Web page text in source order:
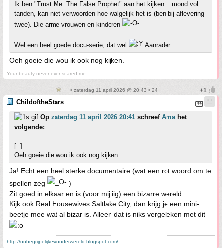
Ik ben "Trust Me: The False Prophet" aan het kijken... mond vol
tanden, kan niet verwoorden hoe walgelijk het is (ben bij aflevering
twee). Die arme vrouwen en kinderen
Wel een heel goede docu-serie, dat wel Aanrader
Oeh goeie die wou ik ook nog kijken.
Your beauty never ever scared me.
• zaterdag 11 april 2026 @ 20:43 • 24
ChildoftheStars
Op zaterdag 11 april 2026 20:41 schreef Amahet
volgende:
[..]
Oeh goeie die wou ik ook nog kijken.
Ja! Echt een heel sterke documentaire (wat een rot woord om te
spellen zeg
)
Zit goed in elkaar en is (voor mij iig) een bizarre wereld
Kijk ook Real Housewives Saltlake City, dan krijg je een mini-
beetje mee wat al bizar is. Alleen dat is niks vergeleken met dit
http://onbegrijpelijkewonderwereld.blogspot.com/